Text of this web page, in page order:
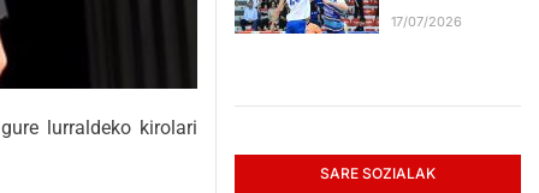
lurraldeko kirolari
17/07/2026
SARE SOZIALAK